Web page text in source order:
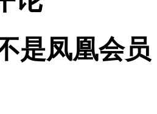
是凤凰会